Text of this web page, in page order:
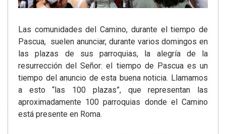
Las comunidades del Camino, durante el tiempo de
Pascua, suelen anunciar, durante varios domingos en
las plazas de sus parroquias, la alegría de la
resurrección del Señor: el tiempo de Pascua es un
tiempo del anuncio de esta buena noticia. Llamamos
a esto “las 100 plazas”, que representan las
aproximadamente 100 parroquias donde el Camino
está presente en Roma.